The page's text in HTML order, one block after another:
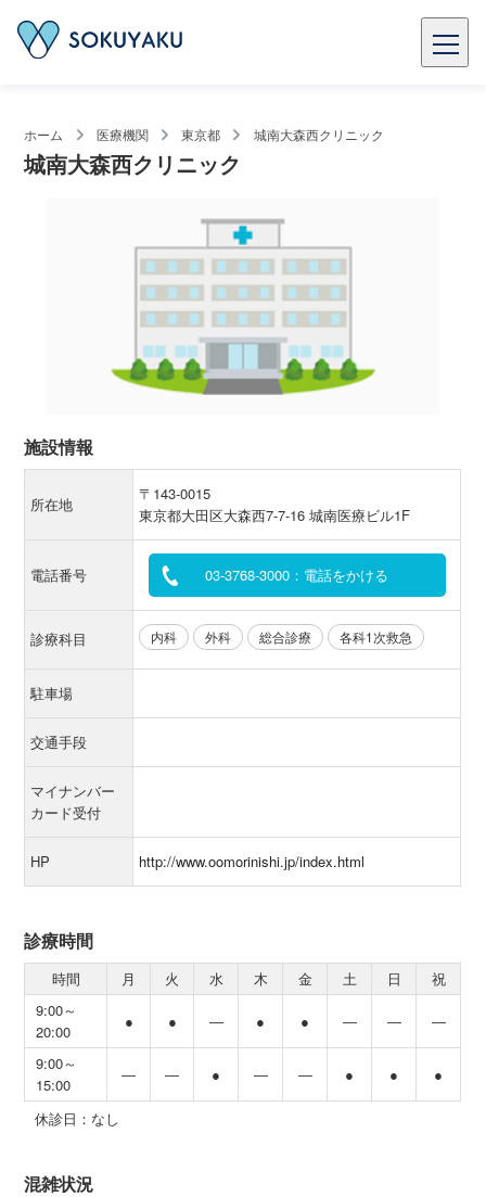
ホーム 医療機関 東京都 城南大森西クリニック
城南大森西クリニック
施設情報
所在地
〒143-0015
東京都大田区大森西7-7-16 城南医療ビル1F
電話番号 03-3768-3000：電話をかける
診療科目 内科 外科 総合診療 各科1次救急
駐車場
交通手段
マイナンバー
カード受付
HP http://www.oomorinishi.jp/index.html
診療時間
時間 月 火 水 木 金 土 日
祝
9:00～
20:00
● ● ― ● ● ― ― ―
9:00～
15:00
― ― ● ― ― ● ● ●
休診日：なし
混雑状況